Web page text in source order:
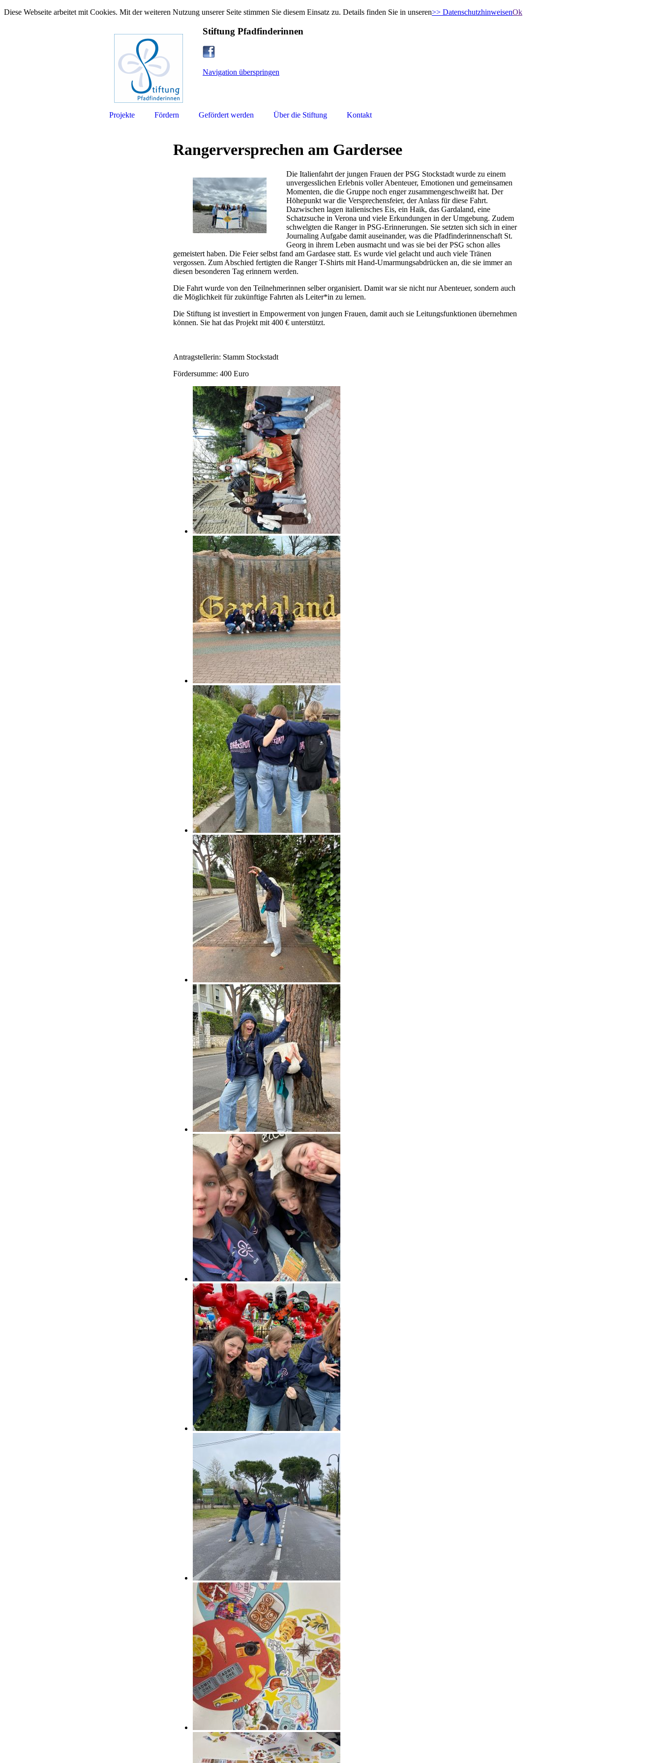
Diese Webseite arbeitet mit Cookies. Mit der weiteren Nutzung unserer Seite stimmen Sie diesem Einsatz zu. Details finden Sie in unseren>> DatenschutzhinweisenOk
Stiftung Pfadfinderinnen
Navigation überspringen
Projekte Fördern Gefördert werden Über die Stiftung Kontakt
Rangerversprechen am Gardersee
Die Italienfahrt der jungen Frauen der PSG Stockstadt wurde zu einem
unvergesslichen Erlebnis voller Abenteuer, Emotionen und gemeinsamen
Momenten, die die Gruppe noch enger zusammengeschweißt hat. Der
Höhepunkt war die Versprechensfeier, der Anlass für diese Fahrt.
Dazwischen lagen italienisches Eis, ein Haik, das Gardaland, eine
Schatzsuche in Verona und viele Erkundungen in der Umgebung. Zudem
schwelgten die Ranger in PSG-Erinnerungen. Sie setzten sich sich in einer
Journaling Aufgabe damit auseinander, was die Pfadfinderinnenschaft St.
Georg in ihrem Leben ausmacht und was sie bei der PSG schon alles
gemeistert haben. Die Feier selbst fand am Gardasee statt. Es wurde viel gelacht und auch viele Tränen
vergossen. Zum Abschied fertigten die Ranger T-Shirts mit Hand-Umarmungsabdrücken an, die sie immer an
diesen besonderen Tag erinnern werden.
Die Fahrt wurde von den Teilnehmerinnen selber organisiert. Damit war sie nicht nur Abenteuer, sondern auch
die Möglichkeit für zukünftige Fahrten als Leiter*in zu lernen.
Die Stiftung ist investiert in Empowerment von jungen Frauen, damit auch sie Leitungsfunktionen übernehmen
können. Sie hat das Projekt mit 400 € unterstützt.
Antragstellerin: Stamm Stockstadt
Fördersumme: 400 Euro